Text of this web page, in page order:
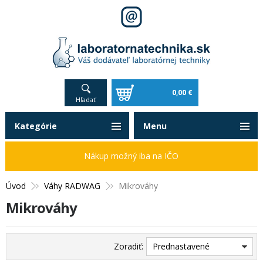
Hľadať
0,00 €
Úvod Váhy RADWAG Mikrováhy
Mikrováhy
Zoradiť: Prednastavené
Kategórie
Nákup možný iba na IČO
Menu